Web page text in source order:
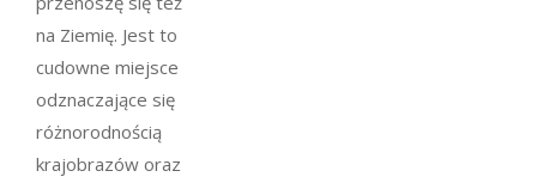
na Ziemię. Jest to
cudowne miejsce
odznaczające się
różnorodnością
krajobrazów oraz